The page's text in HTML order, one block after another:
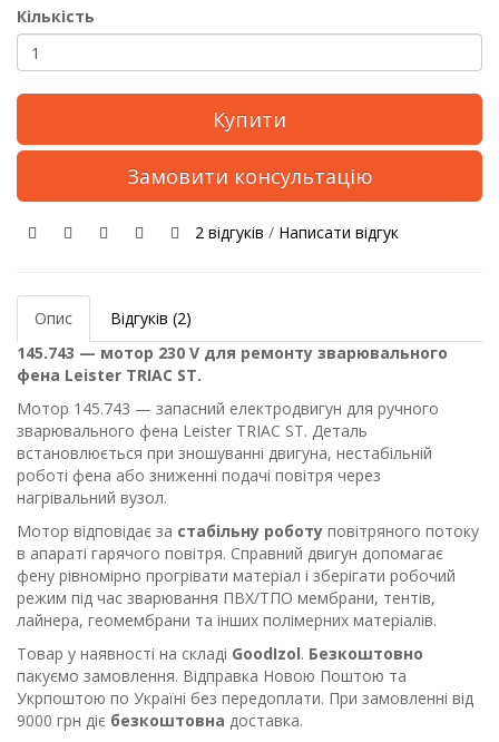
Кількість
Купити
Замовити консультацію
2 відгуків / Написати відгук
Опис
Відгуків (2)
145.743 — мотор 230 V для ремонту зварювального
фена Leister TRIAC ST.
Мотор 145.743 — запасний електродвигун для ручного
зварювального фена Leister TRIAC ST. Деталь
встановлюється при зношуванні двигуна, нестабільній
роботі фена або зниженні подачі повітря через
нагрівальний вузол.
Мотор відповідає за стабільну роботу повітряного потоку
в апараті гарячого повітря. Справний двигун допомагає
фену рівномірно прогрівати матеріал і зберігати робочий
режим під час зварювання ПВХ/ТПО мембрани, тентів,
лайнера, геомембрани та інших полімерних матеріалів.
Товар у наявності на складі GoodIzol. Безкоштовно
пакуємо замовлення. Відправка Новою Поштою та
Укрпоштою по Україні без передоплати. При замовленні від
9000 грн діє безкоштовна доставка.